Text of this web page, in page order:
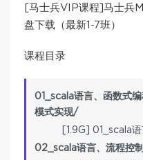
[马士兵VIP课程]马士兵
盘下载（最新1-7班）
课程目录
01_scala语言、函数式
模式实现/
[1.9G] 01_scala
02_scala语言、流程控